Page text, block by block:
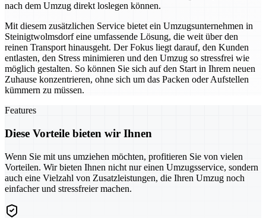
nach dem Umzug direkt loslegen können.
Mit diesem zusätzlichen Service bietet ein Umzugsunternehmen in
Steinigtwolmsdorf eine umfassende Lösung, die weit über den
reinen Transport hinausgeht. Der Fokus liegt darauf, den Kunden
entlasten, den Stress minimieren und den Umzug so stressfrei wie
möglich gestalten. So können Sie sich auf den Start in Ihrem neuen
Zuhause konzentrieren, ohne sich um das Packen oder Aufstellen
kümmern zu müssen.
Features
Diese Vorteile bieten wir Ihnen
Wenn Sie mit uns umziehen möchten, profitieren Sie von vielen
Vorteilen. Wir bieten Ihnen nicht nur einen Umzugsservice, sondern
auch eine Vielzahl von Zusatzleistungen, die Ihren Umzug noch
einfacher und stressfreier machen.